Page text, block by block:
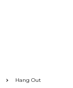
Hang Out